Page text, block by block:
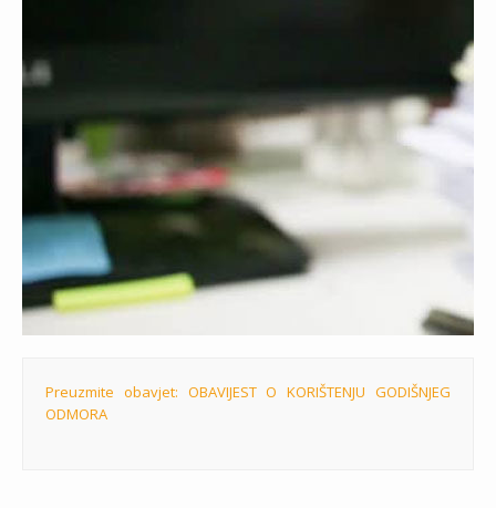
Preuzmite obavjet: OBAVIJEST O KORIŠTENJU GODIŠNJEG
ODMORA